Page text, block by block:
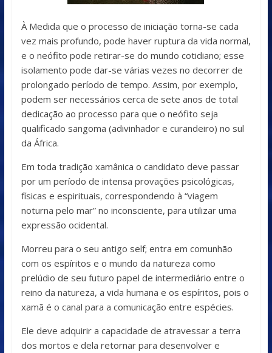
À Medida que o processo de iniciação torna-se cada
vez mais profundo, pode haver ruptura da vida normal,
e o neófito pode retirar-se do mundo cotidiano; esse
isolamento pode dar-se várias vezes no decorrer de
prolongado período de tempo. Assim, por exemplo,
podem ser necessários cerca de sete anos de total
dedicação ao processo para que o neófito seja
qualificado sangoma (adivinhador e curandeiro) no sul
da África.
Em toda tradição xamânica o candidato deve passar
por um período de intensa provações psicológicas,
físicas e espirituais, correspondendo à “viagem
noturna pelo mar” no inconsciente, para utilizar uma
expressão ocidental.
Morreu para o seu antigo self; entra em comunhão
com os espíritos e o mundo da natureza como
prelúdio de seu futuro papel de intermediário entre o
reino da natureza, a vida humana e os espíritos, pois o
xamã é o canal para a comunicação entre espécies.
Ele deve adquirir a capacidade de atravessar a terra
dos mortos e dela retornar para desenvolver e